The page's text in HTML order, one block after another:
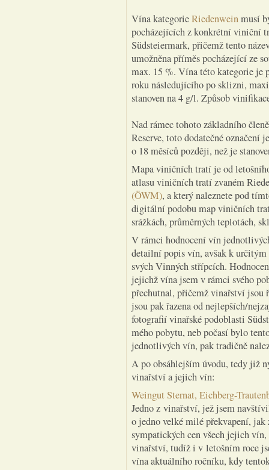
Vína kategorieRiedenweinmusí
pocházejících z konkrétní viniční
Südsteiermark, přičemž tento
umožněna příměs pocházející ze
max. 15 %. Vína této kategorie je
roku následujícího po sklizni,
stanoven na 4 g/l. Způsob
Nad rámec tohoto základního
Reserve, toto dodatečné
o 18 měsíců později, než je
Mapa viničních tratí je od
atlasu viničních tratí zvaném
(ÖWM), a který naleznete pod
digitální podobu map viničních
srážkách, průměrných teplotách,
V rámci hodnocení vín
detailní popis vín, avšak k
svých Vinných střípcích.
jejichž vína jsem v rámci svého
přechutnal, přičemž vinařství jsou
jsou pak řazena od nejlepších/
fotografií vinařské podoblasti
mého pobytu, neb počasí bylo
jednotlivých vín, pak tradičně
A po obsáhlejším úvodu, tedy již
vinařství a jejich vín:
Weingut Sternat, Eichberg-
Jedno z vinařství, jež jsem
o jedno velké milé překvapení,
sympatických cen všech jejich
vinařství, tudíž i v letošním roce
vína aktuálního ročníku, kdy